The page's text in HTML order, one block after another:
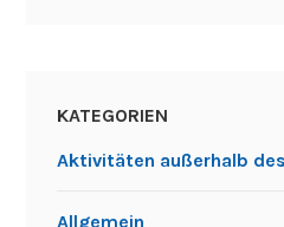
KATEGORIEN
Aktivitäten außerhalb
Allgemein